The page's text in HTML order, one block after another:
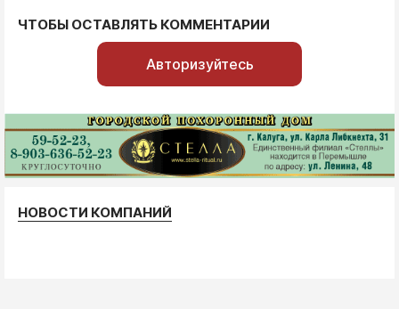
ЧТОБЫ ОСТАВЛЯТЬ КОММЕНТАРИИ
Авторизуйтесь
НОВОСТИ КОМПАНИЙ